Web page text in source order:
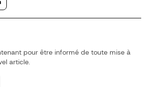
pour être informé de toute mise à
article.